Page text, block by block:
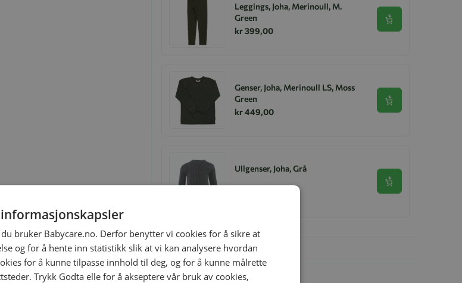
Leggings, Joha, Merinoull, M.
Green
kr 399,00
Se produkt
Genser, Joha, Merinoull LS, Moss
Green
kr 449,00
Se produkt
Ullgenser, Joha, Grå
Se produkt
bruker Babycare.no. Derfor benytter vi cookies for å sikre at
og for å hente inn statistikk slik at vi kan analysere hvordan
for å kunne tilpasse innhold til deg, og for å kunne målrette
Trykk Godta elle for å akseptere vår bruk av cookies,